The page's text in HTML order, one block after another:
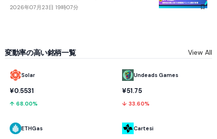
2026年07月23日 19時07分
変動率の高い銘柄一覧 View All
Solar
¥0.5531
↑ 68.00%
ETHGas
Undeads Games
¥51.75
↓ 33.60%
Cartesi